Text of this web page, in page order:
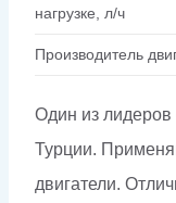
нагрузке, л/ч
Производитель
Один из лидеров
Турции.
двигатели.